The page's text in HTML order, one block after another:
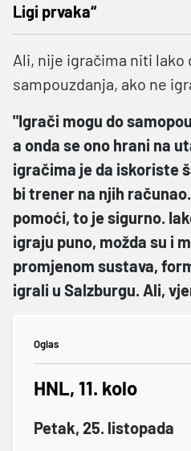
Ligi prvaka“
Ali, nije igračima niti lako
sampouzdanja, ako ne
"Igrači mogu do
a onda se ono hrani na
igračima je da iskoriste
bi trener na njih
pomoći, to je sigurno.
igraju puno, možda su i
promjenom sustava,
igrali u Salzburgu. Ali,
Oglas
HNL, 11. kolo
Petak, 25. listopada